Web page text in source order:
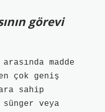
görevi
madde
çok geniş
sahip
veya